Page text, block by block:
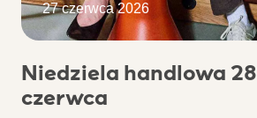
27 czerwca 2026
Niedziela handlowa 28
czerwca